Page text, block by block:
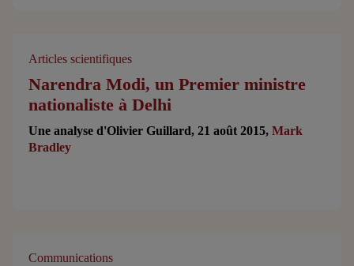
Articles scientifiques
Narendra Modi, un Premier ministre
nationaliste à Delhi
Une analyse d'Olivier Guillard, 21 août 2015,Mark
Bradley
Communications